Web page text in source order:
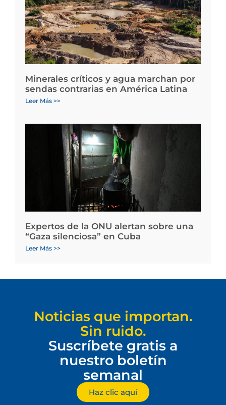
Minerales críticos y agua marchan por
sendas contrarias en América Latina
Leer Más >>
Expertos de la ONU alertan sobre una
“Gaza silenciosa” en Cuba
Leer Más >>
Noticias que importan.
Sin ruido.
Suscríbete gratis a
nuestro boletín
semanal
Haz clic aquí